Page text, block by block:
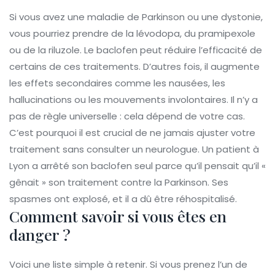
Si vous avez une maladie de Parkinson ou une dystonie,
vous pourriez prendre de la lévodopa, du pramipexole
ou de la riluzole. Le baclofen peut réduire l’efficacité de
certains de ces traitements. D’autres fois, il augmente
les effets secondaires comme les nausées, les
hallucinations ou les mouvements involontaires. Il n’y a
pas de règle universelle : cela dépend de votre cas.
C’est pourquoi il est crucial de ne jamais ajuster votre
traitement sans consulter un neurologue. Un patient à
Lyon a arrêté son baclofen seul parce qu’il pensait qu’il «
gênait » son traitement contre la Parkinson. Ses
spasmes ont explosé, et il a dû être réhospitalisé.
Comment savoir si vous êtes en
danger ?
Voici une liste simple à retenir. Si vous prenez l’un de